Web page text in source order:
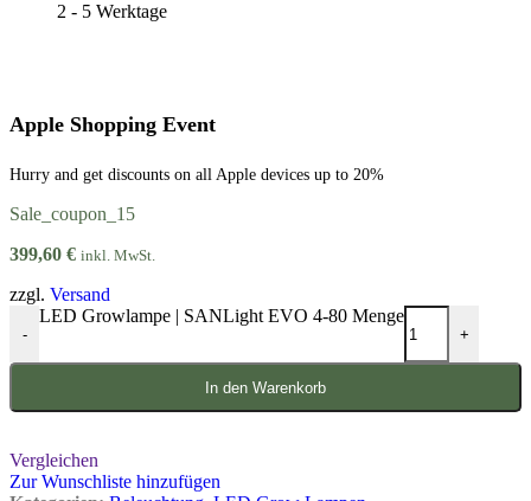
2 - 5 Werktage
Apple Shopping Event
Hurry and get discounts on all Apple devices up to 20%
Sale_coupon_15
399,60 € inkl. MwSt.
zzgl. Versand
-
LED Growlampe | SANLight EVO 4-80 Menge
+
In den Warenkorb
Vergleichen
Zur Wunschliste hinzufügen